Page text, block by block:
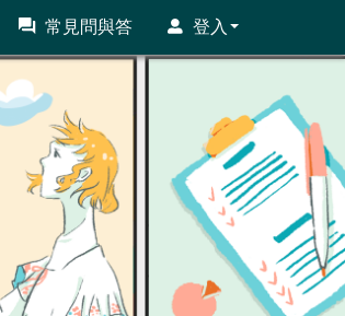
常見問與答 登入